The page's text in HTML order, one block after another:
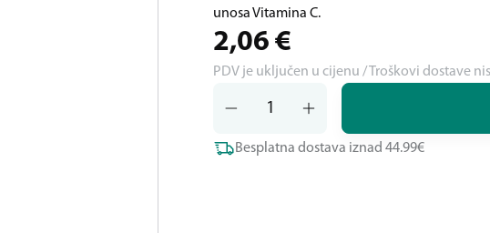
unosa Vitamina C.
2,06 €
PDV je uključen u cijenu / Troškovi dostave
Besplatna dostava iznad 44.99€